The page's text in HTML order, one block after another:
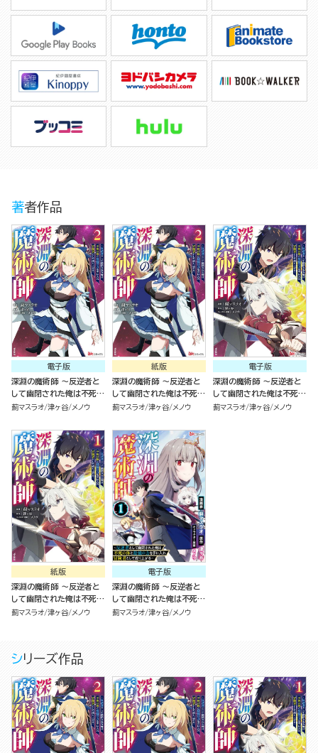
著者作品
電子版
深淵の魔術師 ～反逆者と
して幽閉された俺は不死の
体と最強の力を手に入れ冒
（2）
薊マスラオ 津ヶ谷 メノウ
紙版
深淵の魔術師 ～反逆者と
して幽閉された俺は不死の
体と最強の力を手に入れ冒
（2）
薊マスラオ 津ヶ谷 メノウ
電子版
深淵の魔術師 ～反逆者と
して幽閉された俺は不死の
体と最強の力を手に入れ冒
薊マスラオ 津ヶ谷 メノウ
紙版
深淵の魔術師 ～反逆者と
して幽閉された俺は不死の
体と最強の力を手に入れ冒
薊マスラオ 津ヶ谷 メノウ
電子版
深淵の魔術師 ～反逆者と
して幽閉された俺は不死の
体と最強の力を手に入れ冒
薊マスラオ 津ヶ谷 メノウ
シリーズ作品